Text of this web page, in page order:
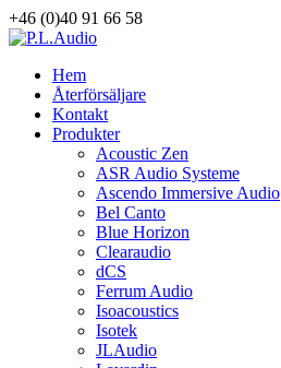
+46 (0)40 91 66 58
Hem
Återförsäljare
Kontakt
Produkter
Acoustic Zen
ASR Audio Systeme
Ascendo Immersive Audio
Bel Canto
Blue Horizon
Clearaudio
dCS
Ferrum Audio
Isoacoustics
Isotek
JLAudio